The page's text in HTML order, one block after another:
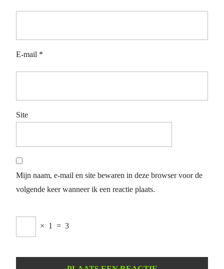
E-mail *
Site
Mijn naam, e-mail en site bewaren in deze browser voor de
volgende keer wanneer ik een reactie plaats.
× 1 = 3